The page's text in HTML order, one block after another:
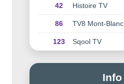
42 Histoire TV
86 TV8 Mont-Blanc
123 Sqool TV
Info